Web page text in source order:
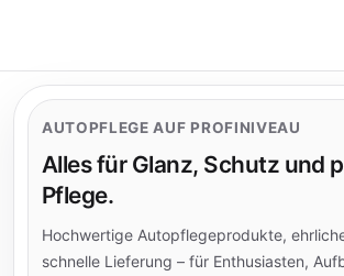
AUTOPFLEGE AUF PROFINIVEAU
Alles für Glanz, Schutz und
Pflege.
Hochwertige Autopflegeprodukte,
schnelle Lieferung – für Enthusiasten,